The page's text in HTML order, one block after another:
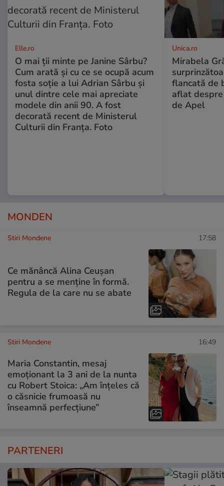
Elle.ro
O mai ții minte pe Janine Sârbu?
Cum arată și cu ce se ocupă acum
fosta soție a lui Adrian Sârbu și
unul dintre cele mai apreciate
modele din anii 90. A fost
decorată recent de Ministerul
Culturii din Franța. Foto
Unica.ro
Mirabela
flancată de
aflat
de Apel
MONDEN
Stiri Mondene 17:58
Ce mănâncă Alina Ceușan
pentru a se menține în formă.
Regula de la care nu se abate
Stiri Mondene 16:49
Maria Constantin, mesaj
emoționant la 3 ani de la nunta
cu Robert Stoica: „Am înțeles că
o căsnicie frumoasă nu
înseamnă perfecțiune”
PARTENERI